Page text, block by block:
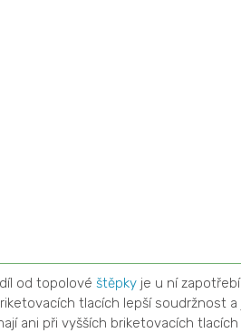
od topolové štěpkyje u ní zapotřebí
tlacích lepší soudržnost a
ani při vyšších briketovacích tlacích